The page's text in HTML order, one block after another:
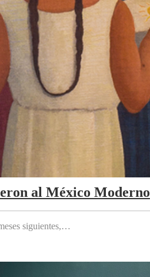
al México Moderno
siguientes,…